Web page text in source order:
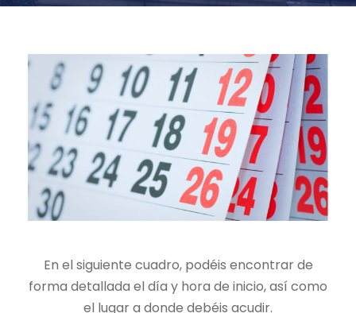
En el siguiente cuadro, podéis encontrar de
forma detallada el día y hora de inicio, así como
el lugar a donde debéis acudir.